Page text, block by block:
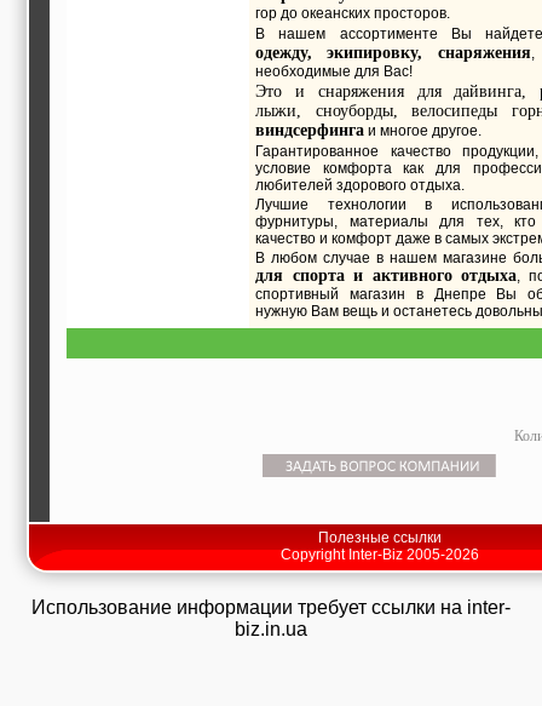
гор до океанских просторов.
В нашем ассортименте Вы
одежду, экипировку, снаряжения,
необходимые для Вас!
Это и снаряжения для дайвинга,
лыжи, сноуборды, велосипеды
виндсерфинга и многое другое.
Гарантированное качество
условие комфорта как для
любителей здорового отдыха.
Лучшие технологии в
фурнитуры, материалы для тех, кто
качество и комфорт даже в самых
В любом случае в нашем магазине
для спорта и активного отдыха,
спортивный магазин в Днепре Вы
нужную Вам вещь и останетесь
Полезные ссылки
Copyright Inter-Biz 2005-2026
Использование информации требует ссылки на inter-
biz.in.ua